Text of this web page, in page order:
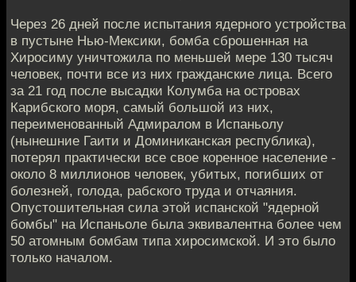
Через 26 дней после испытания ядерного устройства
в пустыне Нью-Мексики, бомба сброшенная на
Хиросиму уничтожила по меньшей мере 130 тысяч
человек, почти все из них гражданские лица. Всего
за 21 год после высадки Колумба на островах
Карибского моря, самый большой из них,
переименованный Адмиралом в Испаньолу
(нынешние Гаити и Доминиканская республика),
потерял практически все свое коренное население -
около 8 миллионов человек, убитых, погибших от
болезней, голода, рабского труда и отчаяния.
Опустошительная сила этой испанской "ядерной
бомбы" на Испаньоле была эквивалентна более чем
50 атомным бомбам типа хиросимской. И это было
только началом.